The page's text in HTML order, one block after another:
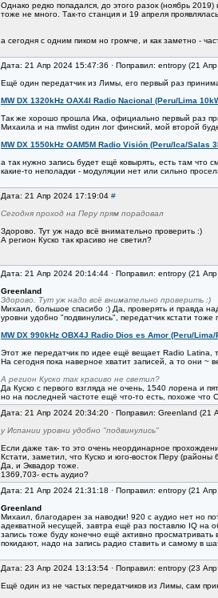
Однако редко попадался, до этого разок (ноябрь
тоже не много. Так-то станция и 19 апреля
а сегодня с одним пиком но громче, и как заметно -
Дата: 21 Апр 2024 15:47:36 · Поправил: entropy (21
Ещё один передатчик из Лимы, его первый раз
MW DX 1320kHz OAX4I Radio Nacional (Peru/Lima
Так же хорошо прошла Ика, официально первый раз
Михаила и на mwlist один лог финский, мой второй
MW DX 1550kHz OAM5M Radio Visión (Peru/Ica/Salas
а так нужно запись будет ещё ковырять, есть там что
какие-то неполадки - модуляции нет или сильно
Дата: 21 Апр 2024 17:19:04 #
Сегодня проход на Перу прям порадовал
Здорово. Тут уж надо всё внимательно проверить :)
А регион Куско так красиво не светил?
Дата: 21 Апр 2024 20:14:44 · Поправил: entropy (21
Greenland
Здорово. Тут уж надо всё внимательно проверить :)
Михаил, большое спасибо :) Да, проверять и правда
уровни удобно "подвинулись", передатчик кстати
MW DX 990kHz OBX4J Radio Dios es Amor (Peru/
Этот же передатчик по идее ещё вещает Radio Latina,
На сегодня пока наверное хватит записей, а то они ~
А регион Куско так красиво не светил?
Да Куско с первого взгляда не очень, 1540 лорена и
но на последней частоте ещё что-то есть, похоже
Дата: 21 Апр 2024 20:34:20 · Поправил: Greenland (21
у Испании уровни удобно "подвинулись"
Если даже так- то это очень неординарное
Кстати, заметил, что Куско и юго-восток Перу
Да, и Эквадор тоже.
1369,703- есть аудио?
Дата: 21 Апр 2024 21:31:18 · Поправил: entropy (21
Greenland
Михаил, благодарен за наводки! 920 с аудио нет но
адекватной несущей, завтра ещё раз поставлю IQ на
запись тоже буду конечно ещё активно
покидают, надо на запись радио ставить и самому в
Дата: 23 Апр 2024 13:13:54 · Поправил: entropy (23
Ещё один из не частых передатчиков из Лимы, сам